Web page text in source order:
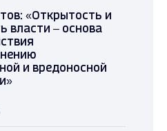
«Открытость и
власти – основа
и вредоносной